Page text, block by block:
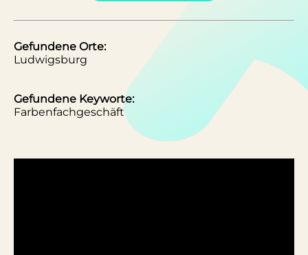
Gefundene Orte:
Ludwigsburg
Gefundene Keyworte:
Farbenfachgeschäft